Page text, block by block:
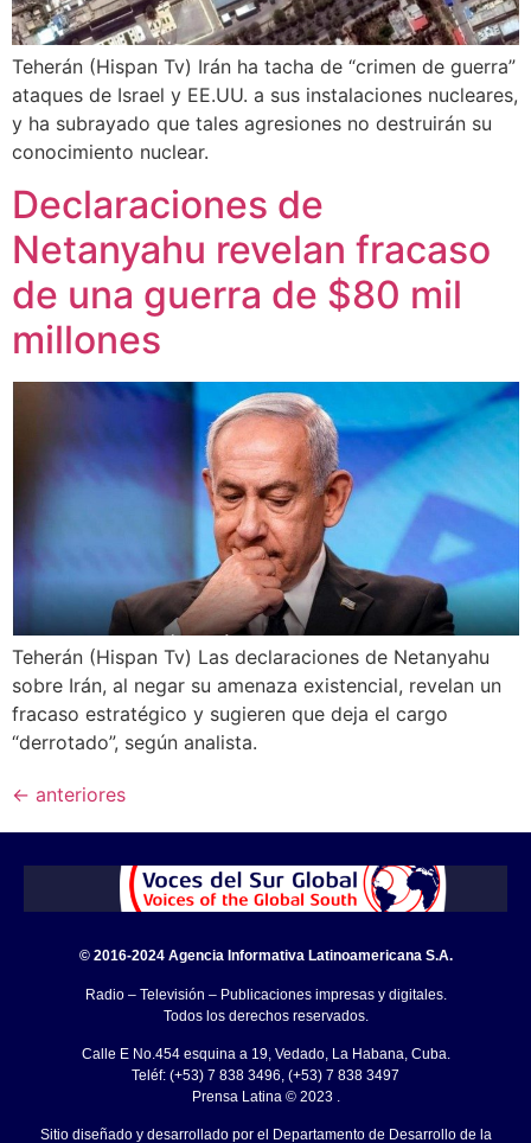
Teherán (Hispan Tv) Irán ha tacha de “crimen de guerra”
ataques de Israel y EE.UU. a sus instalaciones nucleares,
y ha subrayado que tales agresiones no destruirán su
conocimiento nuclear.
Declaraciones de
Netanyahu revelan fracaso
de una guerra de $80 mil
millones
Teherán (Hispan Tv) Las declaraciones de Netanyahu
sobre Irán, al negar su amenaza existencial, revelan un
fracaso estratégico y sugieren que deja el cargo
“derrotado”, según analista.
← anteriores
© 2016-2024 Agencia Informativa Latinoamericana S.A.
Radio – Televisión – Publicaciones impresas y digitales.
Todos los derechos reservados.
Calle E No.454 esquina a 19, Vedado, La Habana, Cuba.
Teléf: (+53) 7 838 3496, (+53) 7 838 3497
Prensa Latina © 2023 .
Sitio diseñado y desarrollado por el Departamento de Desarrollo de la